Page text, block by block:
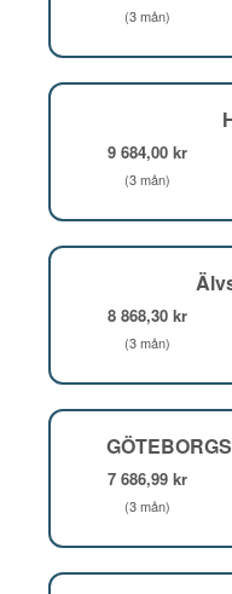
(3 mån)
9 684,00 kr
(3 mån)
8 868,30 kr
(3 mån)
7 686,99 kr
(3 mån)